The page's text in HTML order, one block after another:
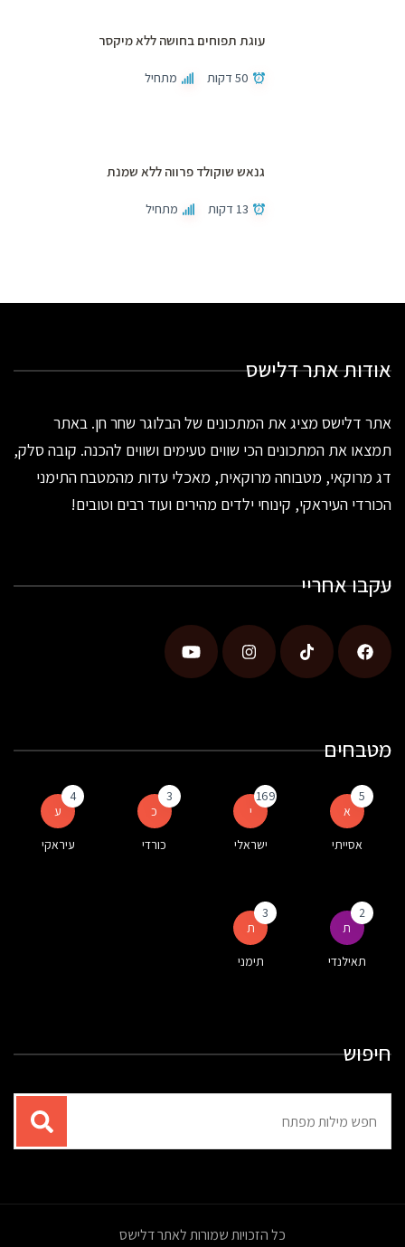
עוגת תפוחים בחושה ללא מיקסר
50 דקות מתחיל
גנאש שוקולד פרווה ללא שמנת
13 דקות מתחיל
אודות אתר דלישס
אתר דלישס מציג את המתכונים של הבלוגר שחר חן. באתר
תמצאו את המתכונים הכי שווים טעימים ושווים להכנה. קובה סלק,
דג מרוקאי, מטבוחה מרוקאית, מאכלי עדות מהמטבח התימני
הכורדי העיראקי, קינוחי ילדים מהירים ועוד רבים וטובים!
עקבו אחריי
מטבחים
א
5
אסייתי
י
169
ישראלי
כ
3
כורדי
ע
4
עיראקי
ת
2
תאילנדי
ת
3
תימני
חיפוש
עבור
כל הזכויות שמורות לאתר דלישס